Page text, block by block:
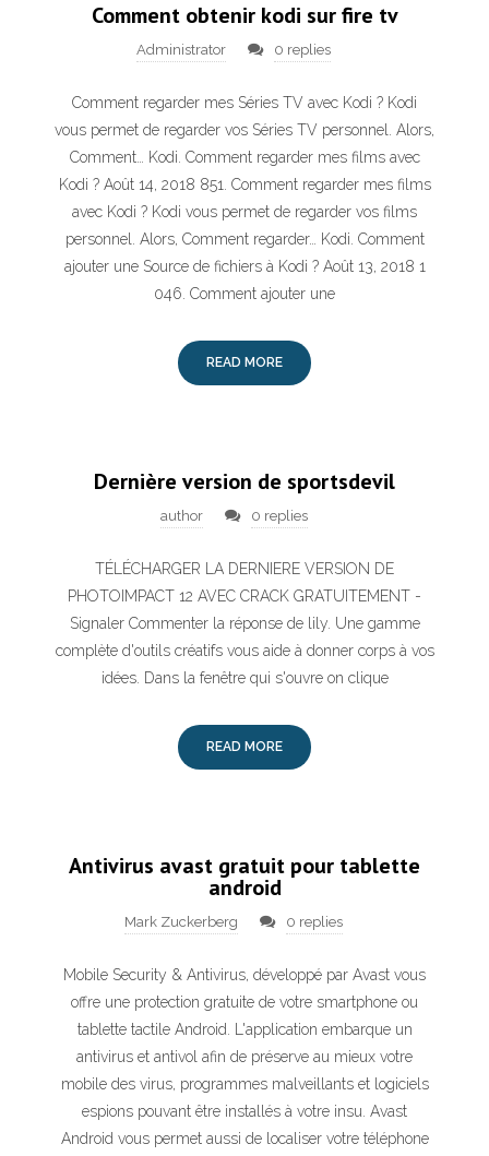
Comment obtenir kodi sur fire tv
Administrator 0 replies
Comment regarder mes Séries TV avec Kodi ? Kodi
vous permet de regarder vos Séries TV personnel. Alors,
Comment… Kodi. Comment regarder mes films avec
Kodi ? Août 14, 2018 851. Comment regarder mes films
avec Kodi ? Kodi vous permet de regarder vos films
personnel. Alors, Comment regarder… Kodi. Comment
ajouter une Source de fichiers à Kodi ? Août 13, 2018 1
046. Comment ajouter une
READ MORE
Dernière version de sportsdevil
author 0 replies
TÉLÉCHARGER LA DERNIERE VERSION DE
PHOTOIMPACT 12 AVEC CRACK GRATUITEMENT -
Signaler Commenter la réponse de lily. Une gamme
complète d'outils créatifs vous aide à donner corps à vos
idées. Dans la fenêtre qui s'ouvre on clique
READ MORE
Antivirus avast gratuit pour tablette
android
Mark Zuckerberg 0 replies
Mobile Security & Antivirus, développé par Avast vous
offre une protection gratuite de votre smartphone ou
tablette tactile Android. L'application embarque un
antivirus et antivol afin de préserve au mieux votre
mobile des virus, programmes malveillants et logiciels
espions pouvant être installés à votre insu. Avast
Android vous permet aussi de localiser votre téléphone